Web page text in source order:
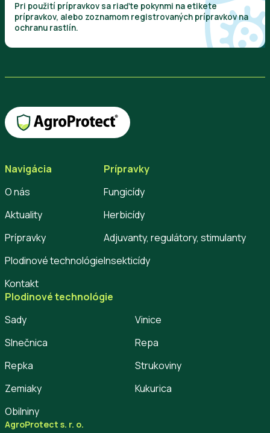
Pri použití prípravkov sa riaďte pokynmi na etikete
prípravkov, alebo zoznamom registrovaných prípravkov na
ochranu rastlín.
AgroProtect s. r. o.
Navigácia
O nás
Aktuality
Prípravky
Plodinové technológie
Kontakt
Prípravky
Fungicídy
Herbicídy
Adjuvanty, regulátory, stimulanty
Insekticídy
Plodinové technológie
Sady
Vinice
Slnečnica
Repa
Repka
Strukoviny
Zemiaky
Kukurica
Obilniny